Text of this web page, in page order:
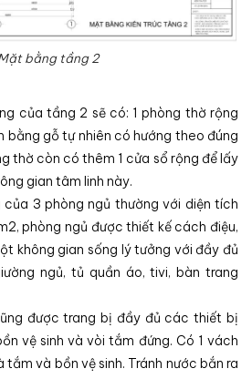
bằng tầng 2
của tầng 2 sẽ có: 1 phòng thờ rộng
bằng gỗ tự nhiên có hướng theo đúng
thờ còn có thêm 1 cửa sổ rộng để lấy
gian tâm linh này.
của 3 phòng ngủ thường với diện tích
phòng ngủ được thiết kế cách điệu,
không gian sống lý tưởng với đầy đủ
ngủ, tủ quần áo, tivi, bàn trang
được trang bị đầy đủ các thiết bị
vệ sinh và vòi tắm đứng. Có 1 vách
tắm và bồn vệ sinh. Tránh nước bắn ra